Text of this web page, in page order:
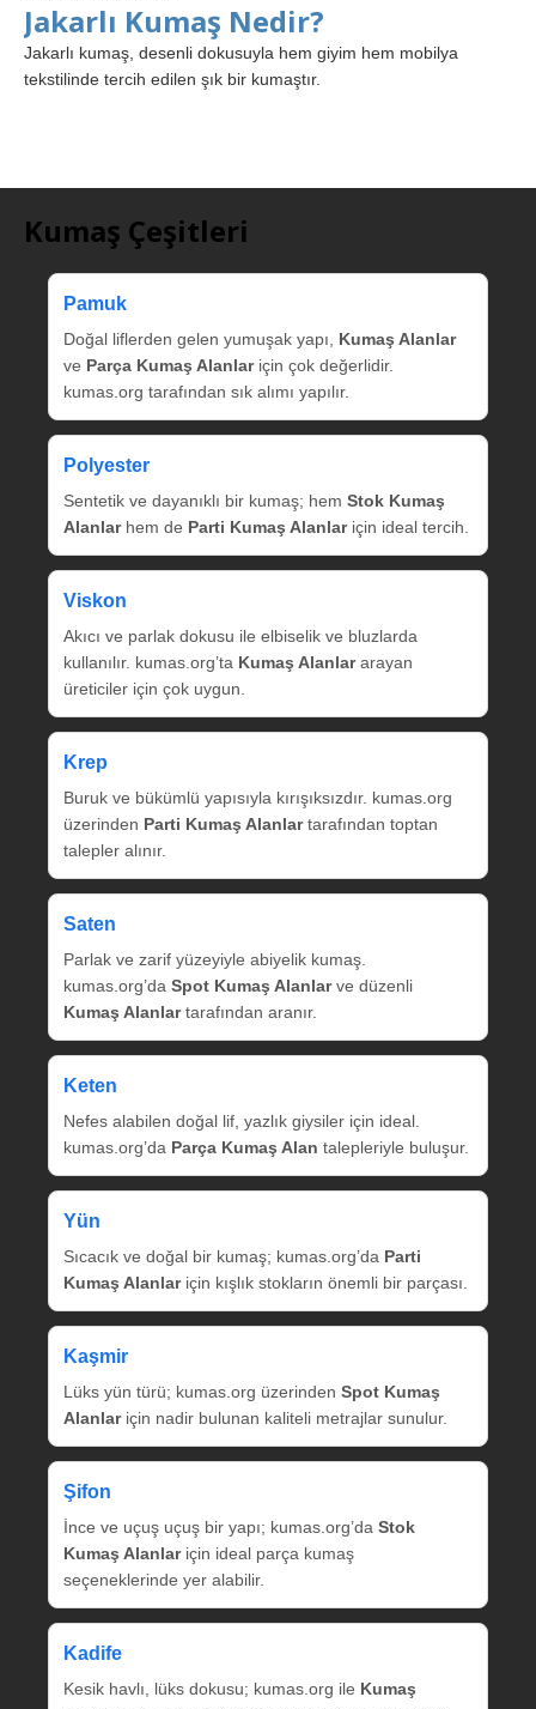
Jakarlı Kumaş Nedir?
Jakarlı kumaş, desenli dokusuyla hem giyim hem mobilya
tekstilinde tercih edilen şık bir kumaştır.
Kumaş Çeşitleri
Pamuk
Doğal liflerden gelen yumuşak yapı, Kumaş Alanlar
ve Parça Kumaş Alanlariçin çok değerlidir.
kumas.org tarafından sık alımı yapılır.
Polyester
Sentetik ve dayanıklı bir kumaş; hem Stok Kumaş
Alanlarhem de Parti Kumaş Alanlariçin ideal tercih.
Viskon
Akıcı ve parlak dokusu ile elbiselik ve bluzlarda
kullanılır. kumas.org’ta Kumaş Alanlararayan
üreticiler için çok uygun.
Krep
Buruk ve bükümlü yapısıyla kırışıksızdır. kumas.org
üzerinden Parti Kumaş Alanlartarafından toptan
talepler alınır.
Saten
Parlak ve zarif yüzeyiyle abiyelik kumaş.
kumas.org’da Spot Kumaş Alanlarve düzenli
Kumaş Alanlartarafından aranır.
Keten
Nefes alabilen doğal lif, yazlık giysiler için ideal.
kumas.org’da Parça Kumaş Alan talepleriyle buluşur.
Yün
Sıcacık ve doğal bir kumaş; kumas.org’da Parti
Kumaş Alanlariçin kışlık stokların önemli bir parçası.
Kaşmir
Lüks yün türü; kumas.org üzerinden Spot Kumaş
Alanlariçin nadir bulunan kaliteli metrajlar sunulur.
Şifon
İnce ve uçuş uçuş bir yapı; kumas.org’da Stok
Kumaş Alanlariçin ideal parça kumaş
seçeneklerinde yer alabilir.
Kadife
Kesik havlı, lüks dokusu; kumas.org ile Kumaş